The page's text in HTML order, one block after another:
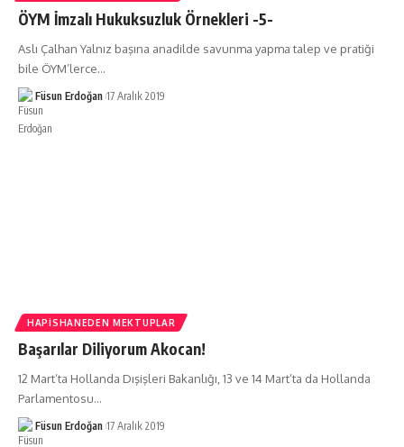
ÖYM İmzalı Hukuksuzluk Örnekleri -5-
Aslı Çalhan Yalnız başına anadilde savunma yapma talep ve pratiği
bile ÖYM’lerce…
Füsun Erdoğan 17 Aralık 2019
HAPISHANEDEN MEKTUPLAR
Başarılar Diliyorum Akocan!
12 Mart’ta Hollanda Dışişleri Bakanlığı, 13 ve 14 Mart’ta da Hollanda
Parlamentosu…
Füsun Erdoğan 17 Aralık 2019